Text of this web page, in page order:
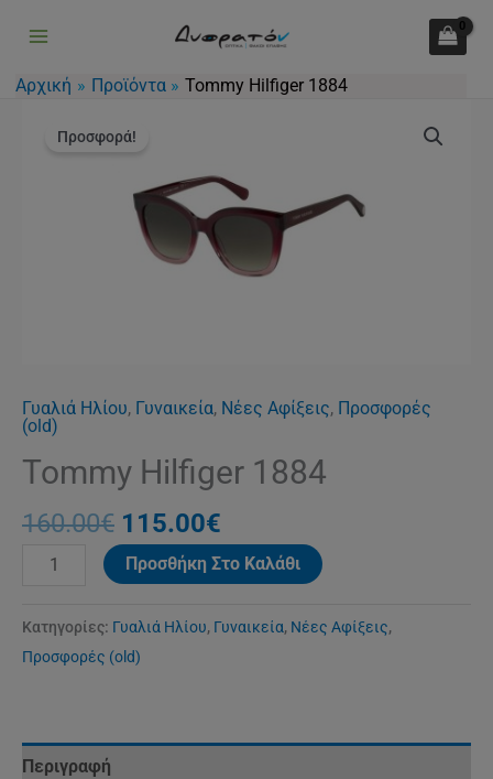
περιεχόμενο
Αρχική Προϊόντα Tommy Hilfiger 1884
Προσφορά!
Γυαλιά Ηλίου, Γυναικεία, Νέες Αφίξεις, Προσφορές
(old)
Tommy Hilfiger 1884
160.00€
price
160.00€.
115.00€
τιμή
είναι:
115.00€.
Hilfiger
Προσθήκη Στο Καλάθι
Κατηγορίες: Γυαλιά Ηλίου, Γυναικεία, Νέες Αφίξεις,
Προσφορές (old)
Περιγραφή
ποσότητα